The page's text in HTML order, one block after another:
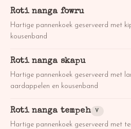
Roti nanga fowru
Hartige pannenkoek geserveerd met
kousenband
Roti nanga skapu
Hartige pannenkoek geserveerd met
aardappelen en kousenband
Roti nanga tempeh V
Hartige pannenkoek geserveerd met